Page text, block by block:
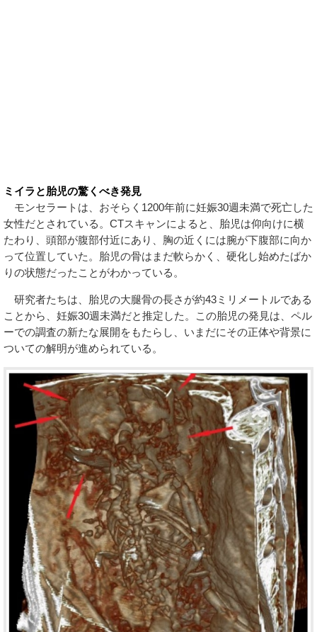
ミイラと胎児の驚くべき発見
モンセラートは、おそらく1200年前に妊娠30週未満で死亡した
女性だとされている。CTスキャンによると、胎児は仰向けに横
たわり、頭部が腹部付近にあり、胸の近くには腕が下腹部に向か
って位置していた。胎児の骨はまだ軟らかく、硬化し始めたばか
りの状態だったことがわかっている。
研究者たちは、胎児の大腿骨の長さが約43ミリメートルである
ことから、妊娠30週未満だと推定した。この胎児の発見は、ペル
ーでの調査の新たな展開をもたらし、いまだにその正体や背景に
ついての解明が進められている。